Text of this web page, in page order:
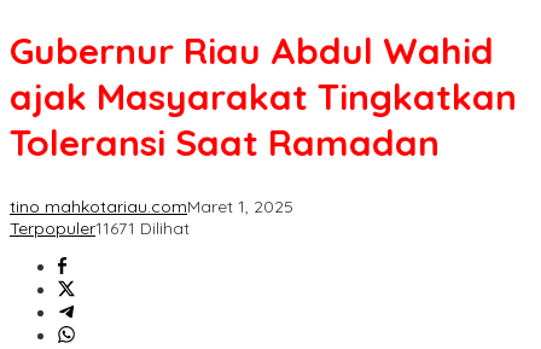
Gubernur Riau Abdul Wahid
ajak Masyarakat Tingkatkan
Toleransi Saat Ramadan
tino mahkotariau.comMaret 1, 2025
Terpopuler11671 Dilihat